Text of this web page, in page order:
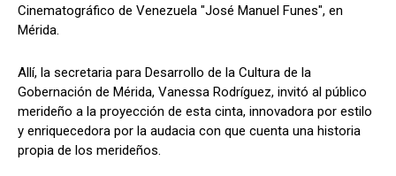
Cinematográfico de Venezuela "José Manuel Funes", en
Mérida.
Allí, la secretaria para Desarrollo de la Cultura de la
Gobernación de Mérida, Vanessa Rodríguez, invitó al público
merideño a la proyección de esta cinta, innovadora por estilo
y enriquecedora por la audacia con que cuenta una historia
propia de los merideños.